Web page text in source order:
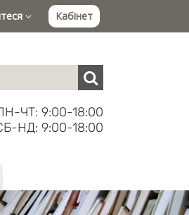
Кабінет
ЧТ: 9:00-18:00
НД: 9:00-18:00